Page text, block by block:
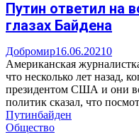
Путин ответил на
глазах Байдена
Добромир16.06.20210
Американская
что несколько лет назад,
президентом США и они
политик сказал, что
Путинбайден
Общество